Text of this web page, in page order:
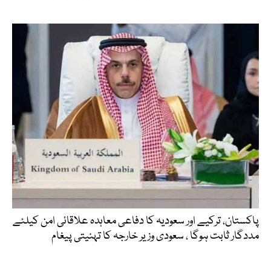
پاکستان، ترکیے اور سعودیہ کا دفاعی معاہدہ علاقائی امن کیلئے
مددگار ثابت ہوگا ، سعودی وزیر خارجہ کا تہنیتی پیغام